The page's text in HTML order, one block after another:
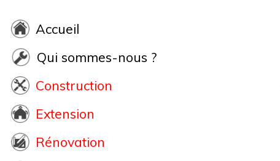
Accueil
Qui sommes-nous ?
Construction
Extension
Rénovation